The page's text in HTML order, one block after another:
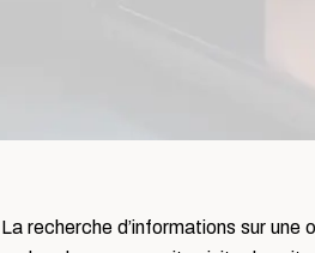
La recherche d’informations sur